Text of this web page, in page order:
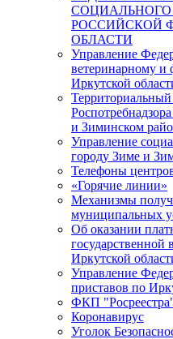
РОССИЙСКОЙ
ОБЛАСТИ
Управление
ветеринарному и
Иркутской
и Зиминском
Управление
городу Зиме и
Телефоны
«Горячие линии»
Механизмы
муниципальных
Об оказании
государственной
Иркутской
Управление
приставов по
ФКП
Коронавирус
Уголок